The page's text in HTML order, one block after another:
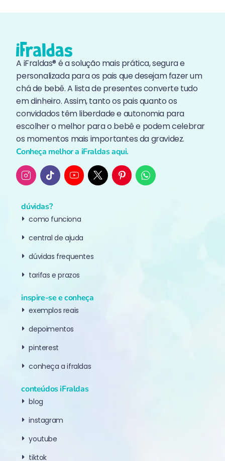
A iFraldas® é a solução mais prática, segura e
personalizada para os pais que desejam fazer um
chá de bebê. A lista de presentes converte tudo
em dinheiro. Assim, tanto os pais quanto os
convidados têm liberdade e autonomia para
escolher o melhor para o bebê e podem celebrar
os momentos mais importantes da gravidez.
Conheça melhor a iFraldas aqui.
dúvidas?
como funciona
central de ajuda
dúvidas frequentes
tarifas e prazos
inspire-se e conheça
exemplos reais
depoimentos
pinterest
conheça a ifraldas
conteúdos iFraldas
blog
instagram
youtube
tiktok